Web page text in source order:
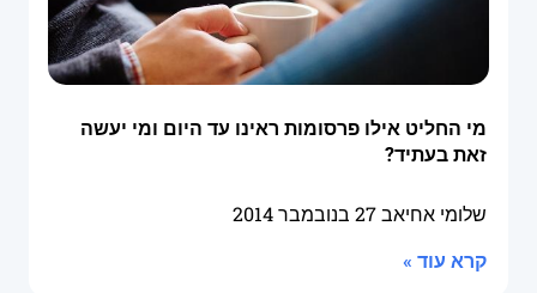
מי החליט אילו פרסומות ראינו עד היום ומי יעשה
זאת בעתיד?
שלומי אחיאב27 בנובמבר 2014
קרא עוד »